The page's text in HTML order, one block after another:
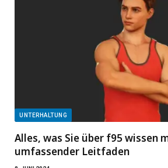
UNTERHALTUNG
Alles, was Sie über f95 wissen
umfassender Leitfaden